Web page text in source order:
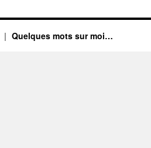
Quelques mots sur moi…